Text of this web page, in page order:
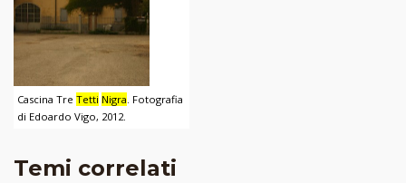
Cascina TreTetti Nigra . Fotografia
di Edoardo Vigo, 2012.
Temi correlati